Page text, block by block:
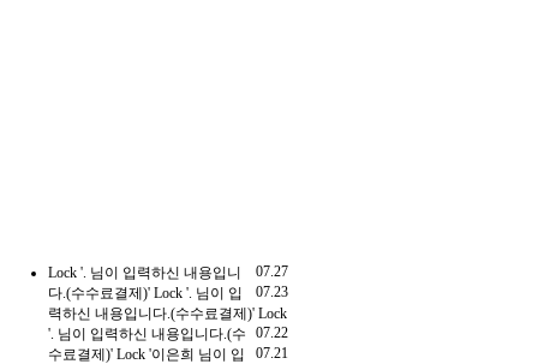
07.27
Lock '. 님이 입력하신 내용입니
다.(수수료결제)'
07.23
Lock '. 님이 입
력하신 내용입니다.(수수료결제)'
07.22
Lock
'. 님이 입력하신 내용입니다.(수
수료결제)'
07.21
Lock '이은희 님이 입